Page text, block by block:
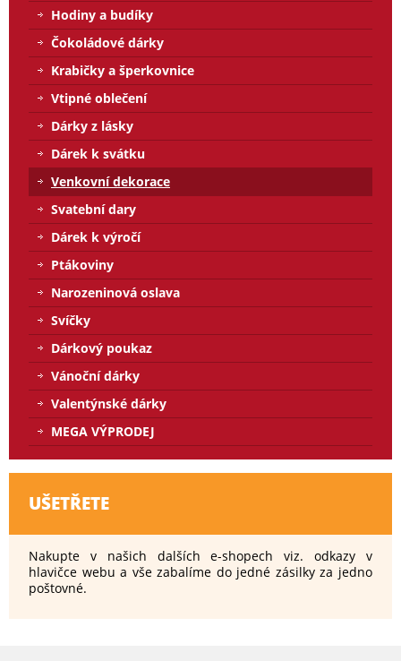
Hodiny a budíky
Čokoládové dárky
Krabičky a šperkovnice
Vtipné oblečení
Dárky z lásky
Dárek k svátku
Venkovní dekorace
Svatební dary
Dárek k výročí
Ptákoviny
Narozeninová oslava
Svíčky
Dárkový poukaz
Vánoční dárky
Valentýnské dárky
MEGA VÝPRODEJ
UŠETŘETE
Nakupte v našich dalších e-shopech viz. odkazy v
hlavičce webu a vše zabalíme do jedné zásilky za jedno
poštovné.